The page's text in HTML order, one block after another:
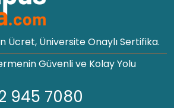
Ücret, Üniversite Onaylı Sertifika.
Güvenli ve Kolay Yolu
945 7080